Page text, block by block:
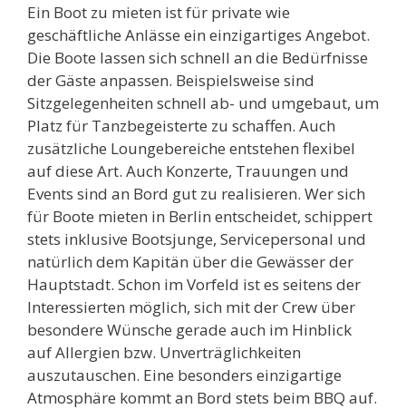
Ein Boot zu mieten ist für private wie
geschäftliche Anlässe ein einzigartiges Angebot.
Die Boote lassen sich schnell an die Bedürfnisse
der Gäste anpassen. Beispielsweise sind
Sitzgelegenheiten schnell ab- und umgebaut, um
Platz für Tanzbegeisterte zu schaffen. Auch
zusätzliche Loungebereiche entstehen flexibel
auf diese Art. Auch Konzerte, Trauungen und
Events sind an Bord gut zu realisieren. Wer sich
für Boote mieten in Berlin entscheidet, schippert
stets inklusive Bootsjunge, Servicepersonal und
natürlich dem Kapitän über die Gewässer der
Hauptstadt. Schon im Vorfeld ist es seitens der
Interessierten möglich, sich mit der Crew über
besondere Wünsche gerade auch im Hinblick
auf Allergien bzw. Unverträglichkeiten
auszutauschen. Eine besonders einzigartige
Atmosphäre kommt an Bord stets beim BBQ auf.